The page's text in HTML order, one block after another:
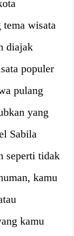
tema wisata
diajak
populer
pulang
yang
Sabila
seperti tidak
kamu
kamu